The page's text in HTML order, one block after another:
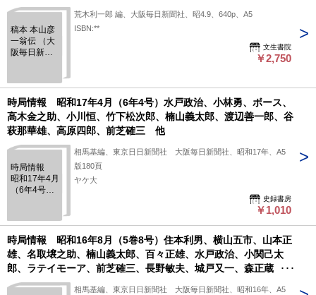
稿本 本山彦
一翁伝 （大
阪毎日新聞
荒木利一郎 編、大阪毎日新聞社、昭4.9、640p、A5
ISBN:**
文生書院
￥2,750
時局情報 昭和17年4月（6年4号）水戸政治、小林勇、ボース、
高木金之助、小川恒、竹下松次郎、楠山義太郎、渡辺善一郎、谷
萩那華雄、高原四郎、前芝確三 他
時局情報
昭和17年4月
（6年4号）
ース、高木
金之助、小
川恒、竹下
松次郎、楠
山義太郎、
渡辺善一
相馬基編、東京日日新聞社 大阪毎日新聞社、昭和17年、A5
版180頁
ヤケ大
史録書房
￥1,010
時局情報 昭和16年8月（5巻8号）住本利男、横山五市、山本正
雄、名取壌之助、楠山義太郎、百々正雄、水戸政治、小関己太
郎、ラテイモーア、前芝確三、長野敏夫、城戸又一、森正蔵 他
相馬基編、東京日日新聞社 大阪毎日新聞社、昭和16年、A5